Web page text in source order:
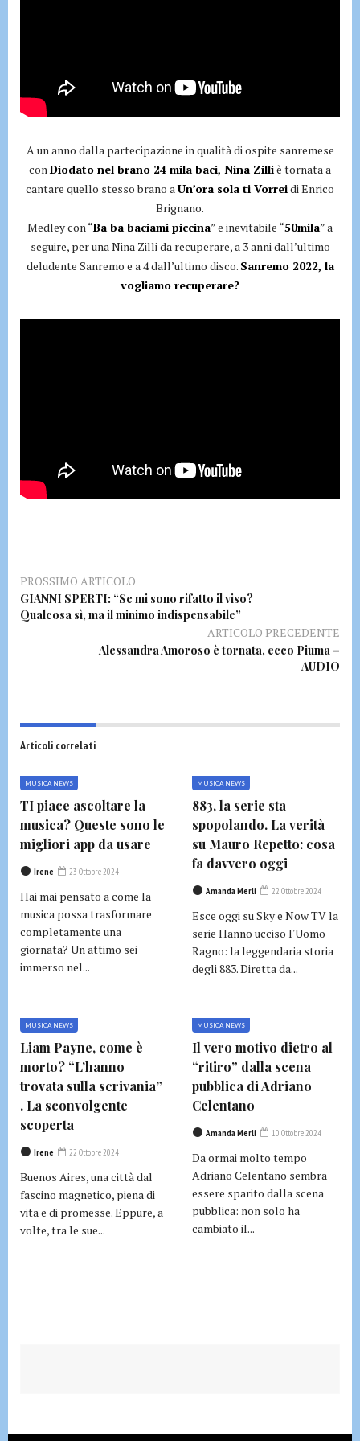
A un anno dalla partecipazione in qualità di ospite sanremese
conDiodato nel brano 24 mila baci, Nina Zilliè tornata a
cantare quello stesso brano aUn’ora sola ti Vorreidi Enrico
Brignano.
Medley con “Ba ba baciami piccina” e inevitabile “50mila” a
seguire, per una Nina Zilli da recuperare, a 3 anni dall’ultimo
deludente Sanremo e a 4 dall’ultimo disco. Sanremo 2022, la
vogliamo recuperare?
PROSSIMO ARTICOLO
GIANNI SPERTI: “Se mi sono rifatto il viso?
Qualcosa sì, ma il minimo indispensabile”
ARTICOLO PRECEDENTE
Alessandra Amoroso è tornata, ecco Piuma –
AUDIO
Articoli correlati
MUSICA NEWS
TI piace ascoltare la
musica? Queste sono le
migliori app da usare
Irene 23 Ottobre 2024
Hai mai pensato a come la
musica possa trasformare
completamente una
giornata? Un attimo sei
immerso nel...
MUSICA NEWS
883, la serie sta
spopolando. La verità
su Mauro Repetto: cosa
fa davvero oggi
Amanda Merli 22 Ottobre 2024
Esce oggi su Sky e Now TV la
serie Hanno ucciso l'Uomo
Ragno: la leggendaria storia
degli 883. Diretta da...
MUSICA NEWS
Liam Payne, come è
morto? “L’hanno
trovata sulla scrivania”
. La sconvolgente
scoperta
Irene 22 Ottobre 2024
Buenos Aires, una città dal
fascino magnetico, piena di
vita e di promesse. Eppure, a
volte, tra le sue...
MUSICA NEWS
Il vero motivo dietro al
“ritiro” dalla scena
pubblica di Adriano
Celentano
Amanda Merli 10 Ottobre 2024
Da ormai molto tempo
Adriano Celentano sembra
essere sparito dalla scena
pubblica: non solo ha
cambiato il...